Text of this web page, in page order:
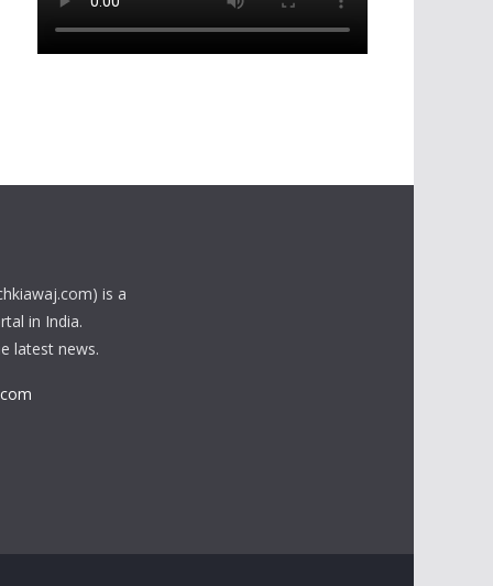
is a
in India.
latest news.